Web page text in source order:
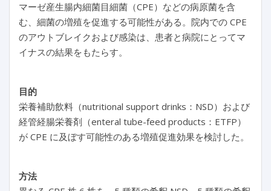
マーゼ産生腸内細菌目細菌（CPE）などの病原菌を含
む、細菌の増殖を促進する可能性がある。院内での CPE
のアウトブレイクおよび感染は、患者と病院にとってマ
イナスの結果をもたらす。
目的
栄養補助飲料（nutritional support drinks：NSD）および
経管経腸栄養剤（enteral tube-feed products：ETFP）
が CPE に及ぼす可能性のある増殖促進効果を検討した。
方法